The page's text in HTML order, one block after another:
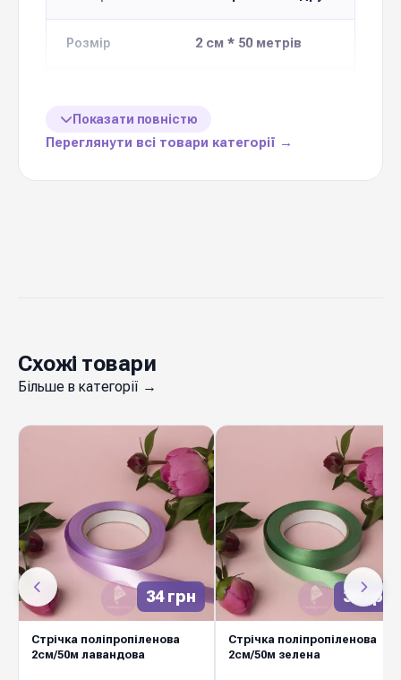
Розмір 2 см * 50 метрів
упаковці
за
яка завершує образ будь-якого букета і
композиції. Якісна текстура, рівний край,
стійке фарбування та міцне плетіння
гарантують довгий термін служби навіть при
активному використанні. Підходить для
зав'язування букетів, декорування коробок,
весільних оформлень та подарункової
пакувальної роботи. Замовляйте оптом у
Diamond Pack — тисячі метрів у наявності,
швидка відправка по Україні.
Показати повністю
Переглянути всі товари категорії →
Схожі товари
Більше в категорії →
34 грн
Стрічка поліпропіленова
2см/50м лавандова
34 грн
Стрічка поліпропіленова
2см/50м зелена